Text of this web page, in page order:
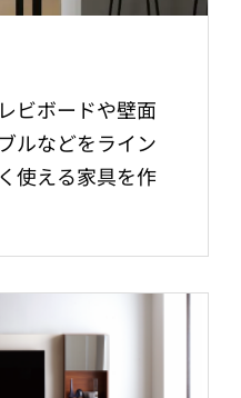
ビボードや壁面
ルなどをライン
使える家具を作